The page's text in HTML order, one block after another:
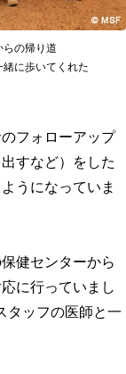
の帰り道
に歩いてくれた
フォローアップ
すなど）をした
うになっていま
健センターから
に行っていまし
タッフの医師と一